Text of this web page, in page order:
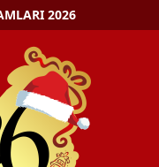
2026